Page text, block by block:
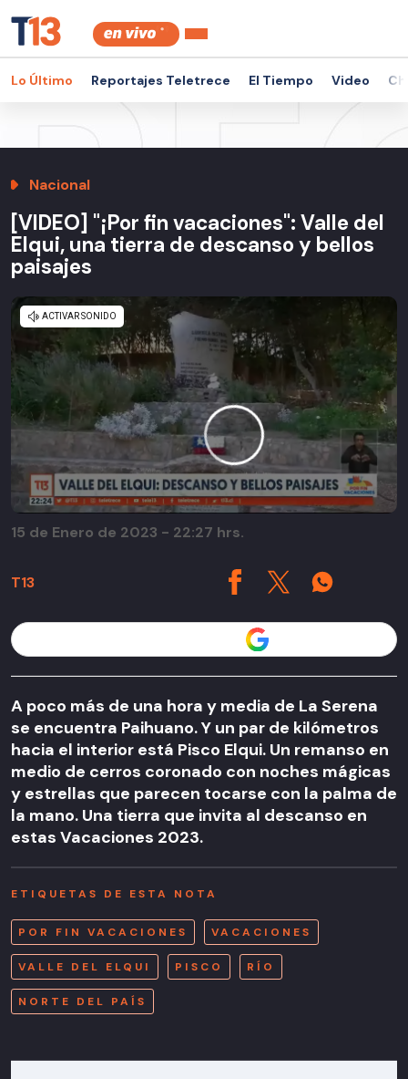
Lo Último Reportajes Teletrece El Tiempo Video
Nacional
[VIDEO] "¡Por fin vacaciones": Valle del
Elqui, una tierra de descanso y bellos
paisajes
T13
15 de Enero de 2023 - 22:27 hrs.
A poco más de una hora y media de La Serena
se encuentra Paihuano. Y un par de kilómetros
hacia el interior está Pisco Elqui. Un remanso en
medio de cerros coronado con noches mágicas
y estrellas que parecen tocarse con la palma de
la mano. Una tierra que invita al descanso en
estas Vacaciones 2023.
ETIQUETAS DE ESTA NOTA
POR FIN VACACIONES VACACIONES
VALLE DEL ELQUI PISCO RÍO
NORTE DEL PAÍS